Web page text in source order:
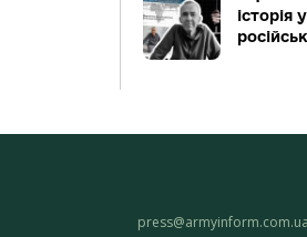
історія
press@armyinform.com.ua